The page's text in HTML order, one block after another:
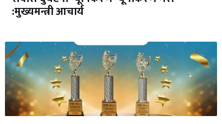
:मुख्यमन्त्री आचार्य